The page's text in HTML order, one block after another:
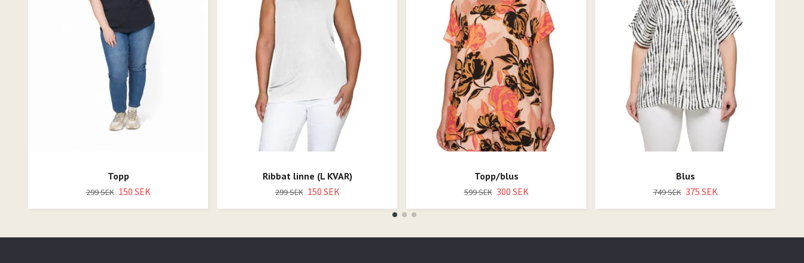
Topp
299 SEK 150 SEK
Ribbat linne (L KVAR)
299 SEK 150 SEK
Topp/blus
599 SEK 300 SEK
Blus
749 SEK 375 SEK